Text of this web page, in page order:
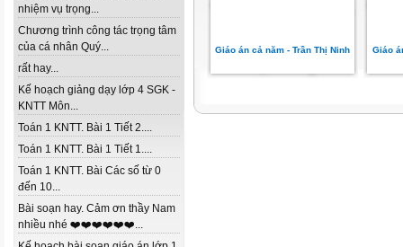
nhiệm vụ trọng...
Chương trình công tác trọng tâm
của cá nhân Quý...
rất hay...
Kế hoạch giảng dạy lớp 4 SGK -
KNTT Môn...
Toán 1 KNTT. Bài 1 Tiết 2....
Toán 1 KNTT. Bài 1 Tiết 1....
Toán 1 KNTT. Bài Các số từ 0
đến 10...
Bài soạn hay. Cảm ơn thầy Nam
nhiều nhé ❤️❤️❤️❤️❤️❤️...
Giáo án cả năm - Trần Thị Ninh Giáo